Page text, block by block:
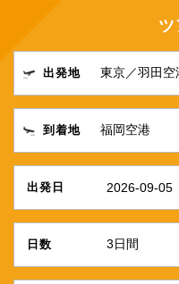
出発地
到着地
出発日 2026-09-05
日数